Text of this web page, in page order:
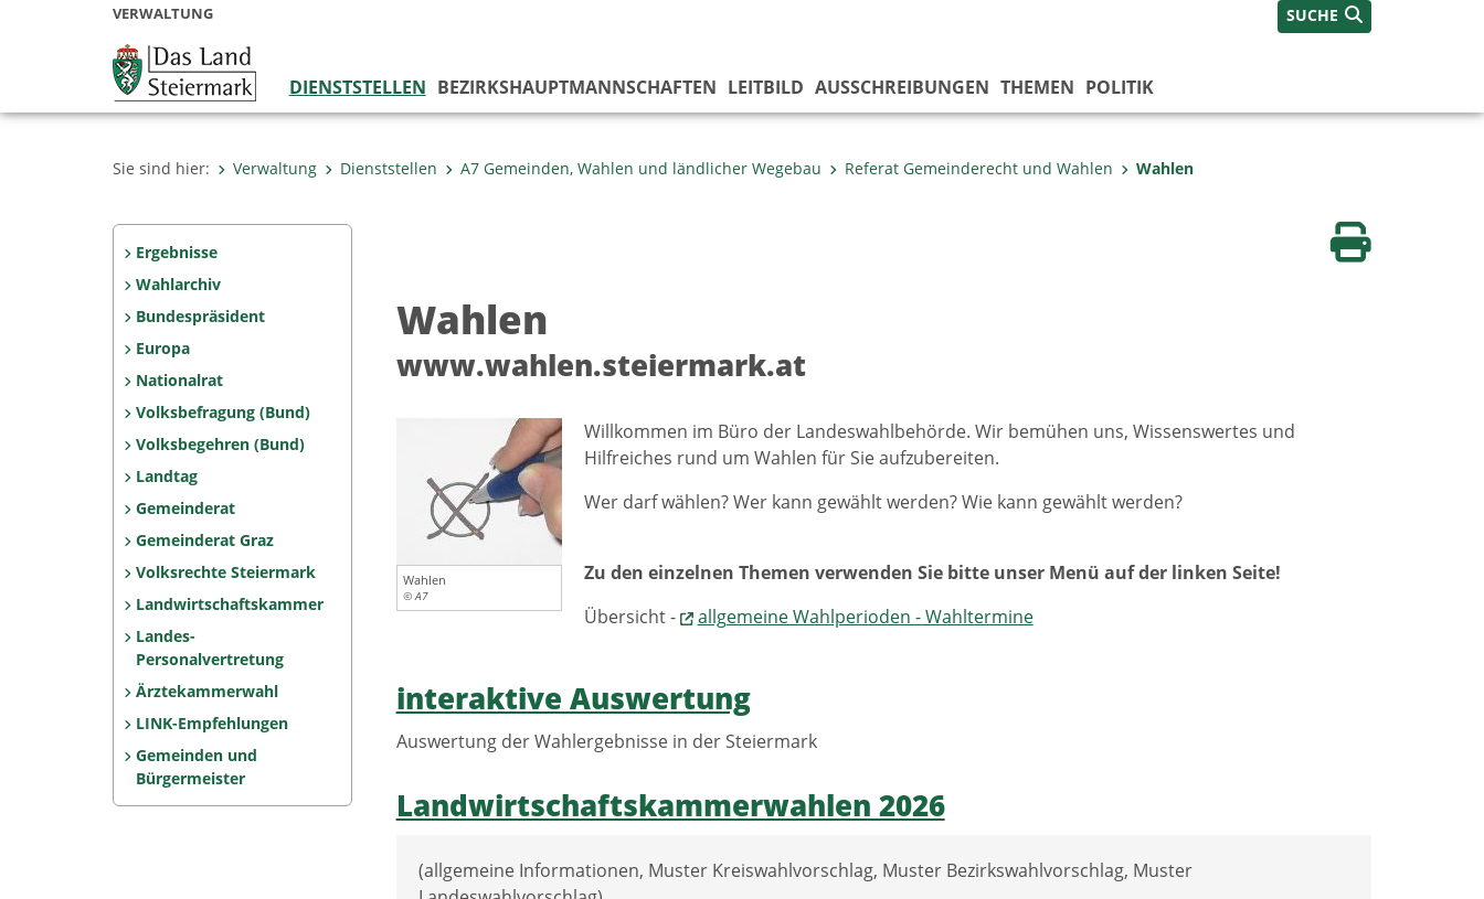
VERWALTUNG SUCHE
DIENSTSTELLEN BEZIRKS­HAUPTMANNSCHAFTEN LEITBILD AUSSCHREIBUNGEN THEMEN POLITIK
Sie sind hier: Verwaltung Dienststellen A7 Gemeinden, Wahlen und ländlicher Wegebau Referat Gemeinderecht und Wahlen Wahlen
Ergebnisse
Wahlarchiv
Bundespräsident
Europa
Nationalrat
Volksbefragung (Bund)
Volksbegehren (Bund)
Landtag
Gemeinderat
Gemeinderat Graz
Volksrechte Steiermark
Landwirtschaftskammer
Landes-
Personalvertretung
Ärztekammerwahl
LINK-Empfehlungen
Gemeinden und
Bürgermeister
Seite drucken
Wahlen
www.wahlen.steiermark.at
Wahlen
© A7
Willkommen im Büro der Landeswahlbehörde. Wir bemühen uns, Wissenswertes und
Hilfreiches rund um Wahlen für Sie aufzubereiten.
Wer darf wählen? Wer kann gewählt werden? Wie kann gewählt werden?
Zu den einzelnen Themen verwenden Sie bitte unser Menü auf der linken Seite!
Übersicht -
allgemeine Wahlperioden - Wahltermine
interaktive Auswertung
Auswertung der Wahlergebnisse in der Steiermark
Landwirtschaftskammerwahlen 2026
(allgemeine Informationen, Muster Kreiswahlvorschlag, Muster Bezirkswahlvorschlag, Muster